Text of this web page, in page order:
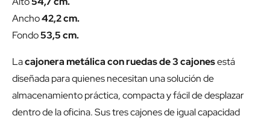
Ancho42,2 cm.
Fondo53,5 cm.
Lacajonera metálica con ruedas de 3 cajonesestá
diseñada para quienes necesitan una solución de
almacenamiento práctica, compacta y fácil de desplazar
dentro de la oficina. Sus tres cajones de igual capacidad